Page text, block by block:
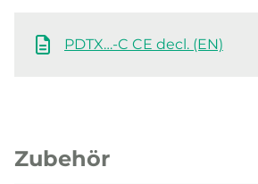
PDTX…-C CE decl. (EN)
Zubehör